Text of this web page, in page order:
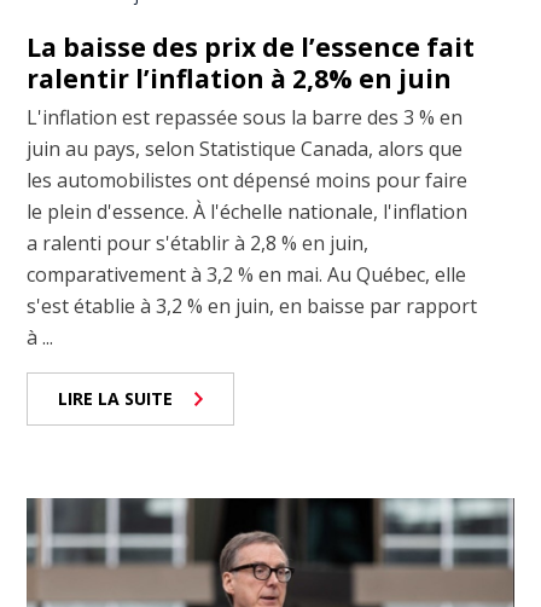
La baisse des prix de l’essence fait
ralentir l’inflation à 2,8% en juin
L'inflation est repassée sous la barre des 3 % en
juin au pays, selon Statistique Canada, alors que
les automobilistes ont dépensé moins pour faire
le plein d'essence. À l'échelle nationale, l'inflation
a ralenti pour s'établir à 2,8 % en juin,
comparativement à 3,2 % en mai. Au Québec, elle
s'est établie à 3,2 % en juin, en baisse par rapport
à ...
LIRE LA SUITE